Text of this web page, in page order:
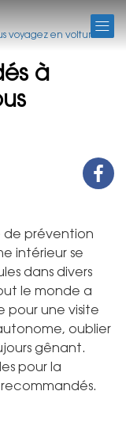
voyagez en voiture
à
de prévention
intérieur se
dans divers
le monde a
pour une visite
oublier
gênant.
pour la